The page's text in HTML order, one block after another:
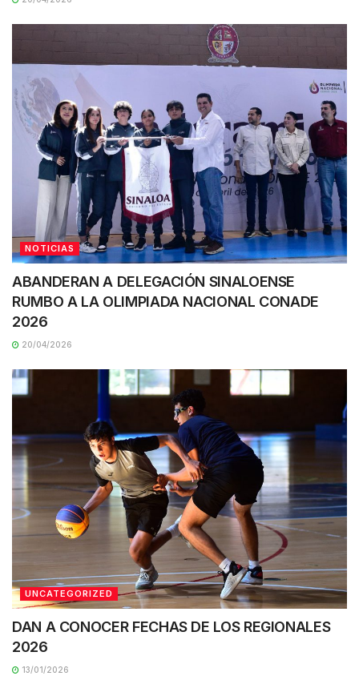
NOTICIAS
ABANDERAN A DELEGACIÓN SINALOENSE
RUMBO A LA OLIMPIADA NACIONAL CONADE
2026
20/04/2026
UNCATEGORIZED
DAN A CONOCER FECHAS DE LOS REGIONALES
2026
13/01/2026